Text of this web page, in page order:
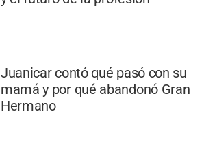
Juanicar contó qué pasó con su
mamá y por qué abandonó Gran
Hermano